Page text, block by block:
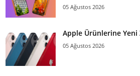
05 Ağustos 2026
Apple Ürünlerine Yeni
05 Ağustos 2026